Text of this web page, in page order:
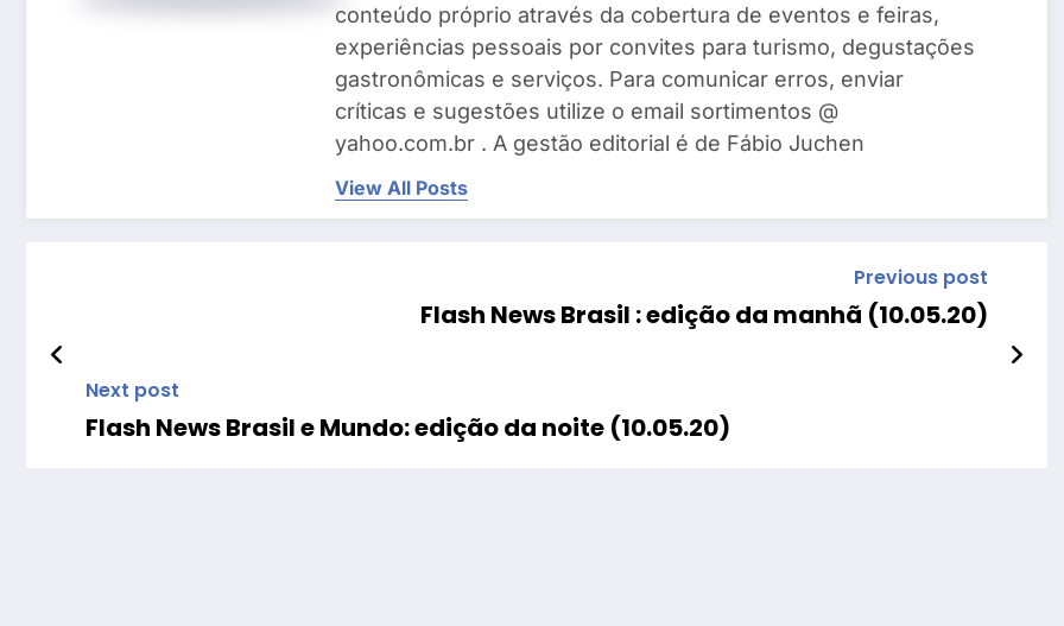
conteúdo próprio através da cobertura de eventos e feiras,
experiências pessoais por convites para turismo, degustações
gastronômicas e serviços. Para comunicar erros, enviar
críticas e sugestões utilize o email sortimentos @
yahoo.com.br . A gestão editorial é de Fábio Juchen
View All Posts
Previous post
Flash News Brasil : edição da manhã (10.05.20)
Next post
Flash News Brasil e Mundo: edição da noite (10.05.20)